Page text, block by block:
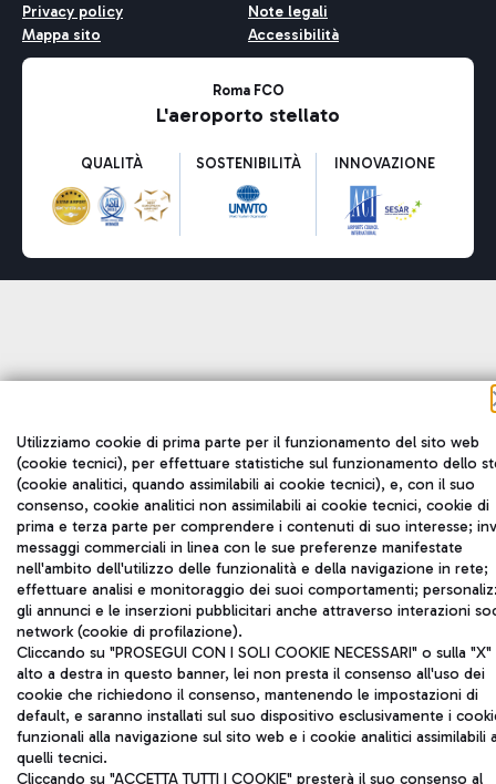
Privacy policy
Note legali
Mappa sito
Accessibilità
Roma FCO
L'aeroporto stellato
QUALITÀ SOSTENIBILITÀ INNOVAZIONE
Utilizziamo cookie di prima parte per il funzionamento del sito web
(cookie tecnici), per effettuare statistiche sul funzionamento dello
(cookie analitici, quando assimilabili ai cookie tecnici), e, con il suo
consenso, cookie analitici non assimilabili ai cookie tecnici, cookie di
prima e terza parte per comprendere i contenuti di suo interesse;
messaggi commerciali in linea con le sue preferenze manifestate
nell'ambito dell'utilizzo delle funzionalità e della navigazione in rete;
effettuare analisi e monitoraggio dei suoi comportamenti;
gli annunci e le inserzioni pubblicitari anche attraverso interazioni
network (cookie di profilazione).
Cliccando su "PROSEGUI CON I SOLI COOKIE NECESSARI" o sulla "X"
alto a destra in questo banner, lei non presta il consenso all'uso dei
cookie che richiedono il consenso, mantenendo le impostazioni di
default, e saranno installati sul suo dispositivo esclusivamente i
funzionali alla navigazione sul sito web e i cookie analitici assimilabili
quelli tecnici.
Cliccando su "ACCETTA TUTTI I COOKIE" presterà il suo consenso al